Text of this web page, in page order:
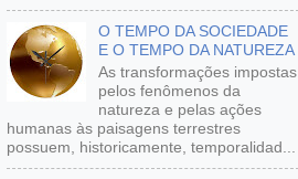
O TEMPO DA SOCIEDADE
E O TEMPO DA NATUREZA
As transformações impostas
pelos fenômenos da
natureza e pelas ações
humanas às paisagens terrestres
possuem, historicamente, temporalidad...